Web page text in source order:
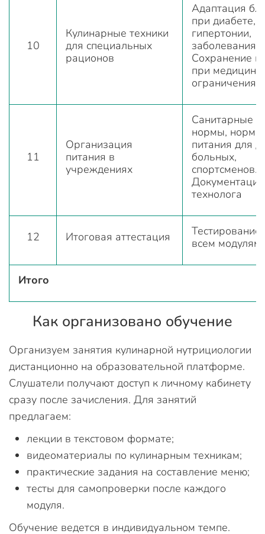
10
Кулинарные техники
для специальных
рационов
Адаптация
при диабете,
гипертонии,
Сохранение
при
ограничениях
11
Организация
питания в
учреждениях
Санитарные
нормы, нормы
питания для
больных,
спортсменов.
Документация
технолога
12 Итоговая аттестация
Тестирование
всем модулям
Итого
Как организовано обучение
Организуем занятия кулинарной нутрициологии
дистанционно на образовательной платформе.
Слушатели получают доступ к личному кабинету
сразу после зачисления. Для занятий
предлагаем:
лекции в текстовом формате;
видеоматериалы по кулинарным техникам;
практические задания на составление меню;
тесты для самопроверки после каждого
модуля.
Обучение ведется в индивидуальном темпе.